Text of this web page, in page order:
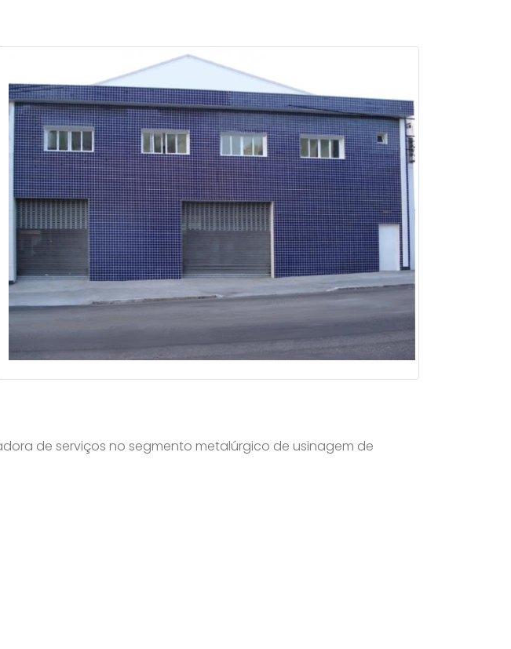
de serviços no segmento metalúrgico de usinagem de